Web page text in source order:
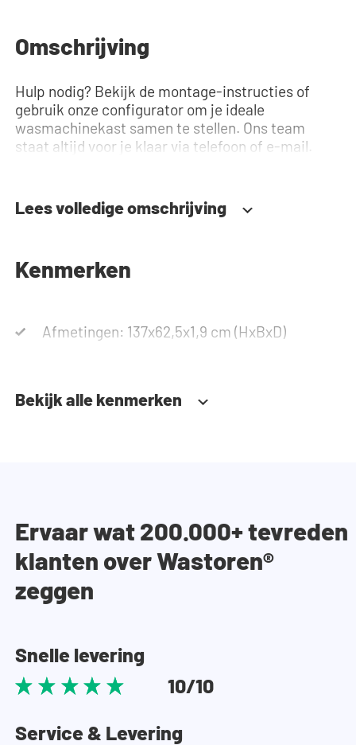
Omschrijving
Hulp nodig? Bekijk de montage-instructies of
gebruik onze configurator om je ideale
wasmachinekast samen te stellen. Ons team
staat altijd voor je klaar via telefoon of e-mail.
Lees volledige omschrijving
Kenmerken
Afmetingen: 137x62,5x1,9 cm (HxBxD)
Bekijk alle kenmerken
Ervaar wat 200.000+ tevreden
klanten over Wastoren®
zeggen
Snelle levering
10/10
Service & Levering